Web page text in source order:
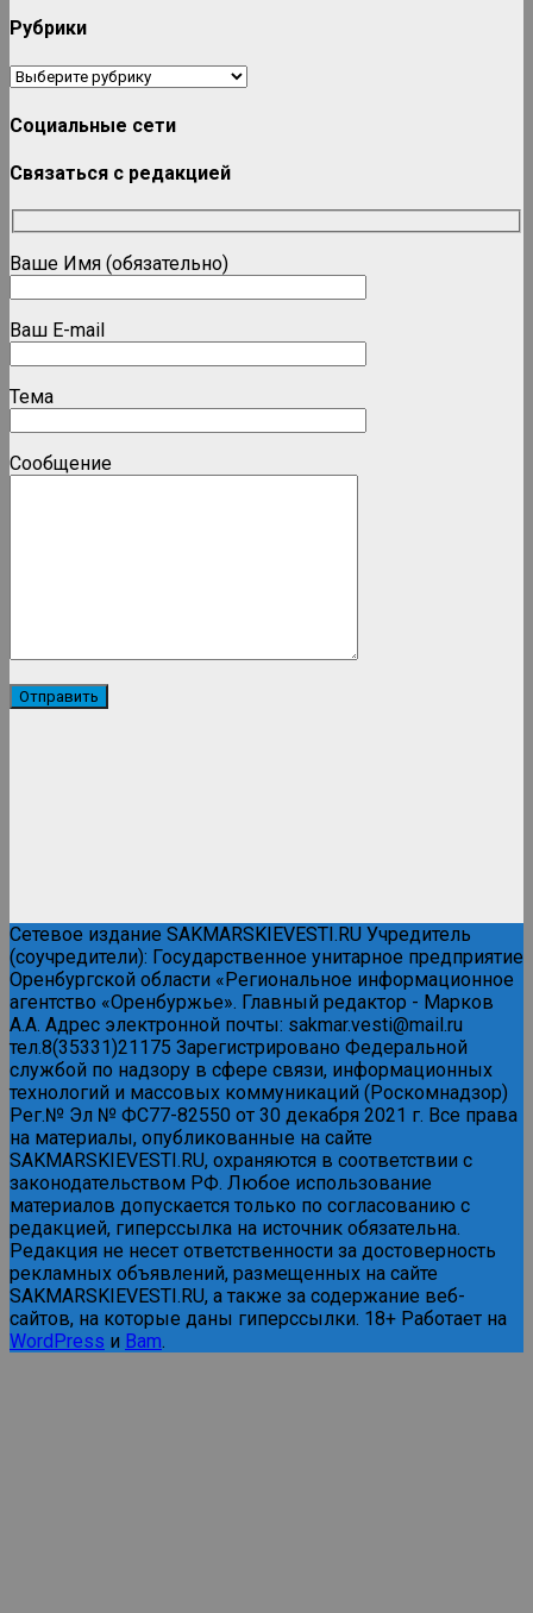
Рубрики
Рубрики
Социальные сети
Связаться с редакцией
Ваше Имя (обязательно)
Ваш E-mail
Тема
Сообщение
Сетевое издание SAKMARSKIEVESTI.RU Учредитель
(соучредители): Государственное унитарное предприятие
Оренбургской области «Региональное информационное
агентство «Оренбуржье». Главный редактор - Марков
А.А. Адрес электронной почты: sakmar.vesti@mail.ru
тел.8(35331)21175 Зарегистрировано Федеральной
службой по надзору в сфере связи, информационных
технологий и массовых коммуникаций (Роскомнадзор)
Рег.№ Эл № ФС77-82550 от 30 декабря 2021 г. Все права
на материалы, опубликованные на сайте
SAKMARSKIEVESTI.RU, охраняются в соответствии с
законодательством РФ. Любое использование
материалов допускается только по согласованию с
редакцией, гиперссылка на источник обязательна.
Редакция не несет ответственности за достоверность
рекламных объявлений, размещенных на сайте
SAKMARSKIEVESTI.RU, а также за содержание веб-
сайтов, на которые даны гиперссылки. 18+ Работает на
WordPress и Bam.